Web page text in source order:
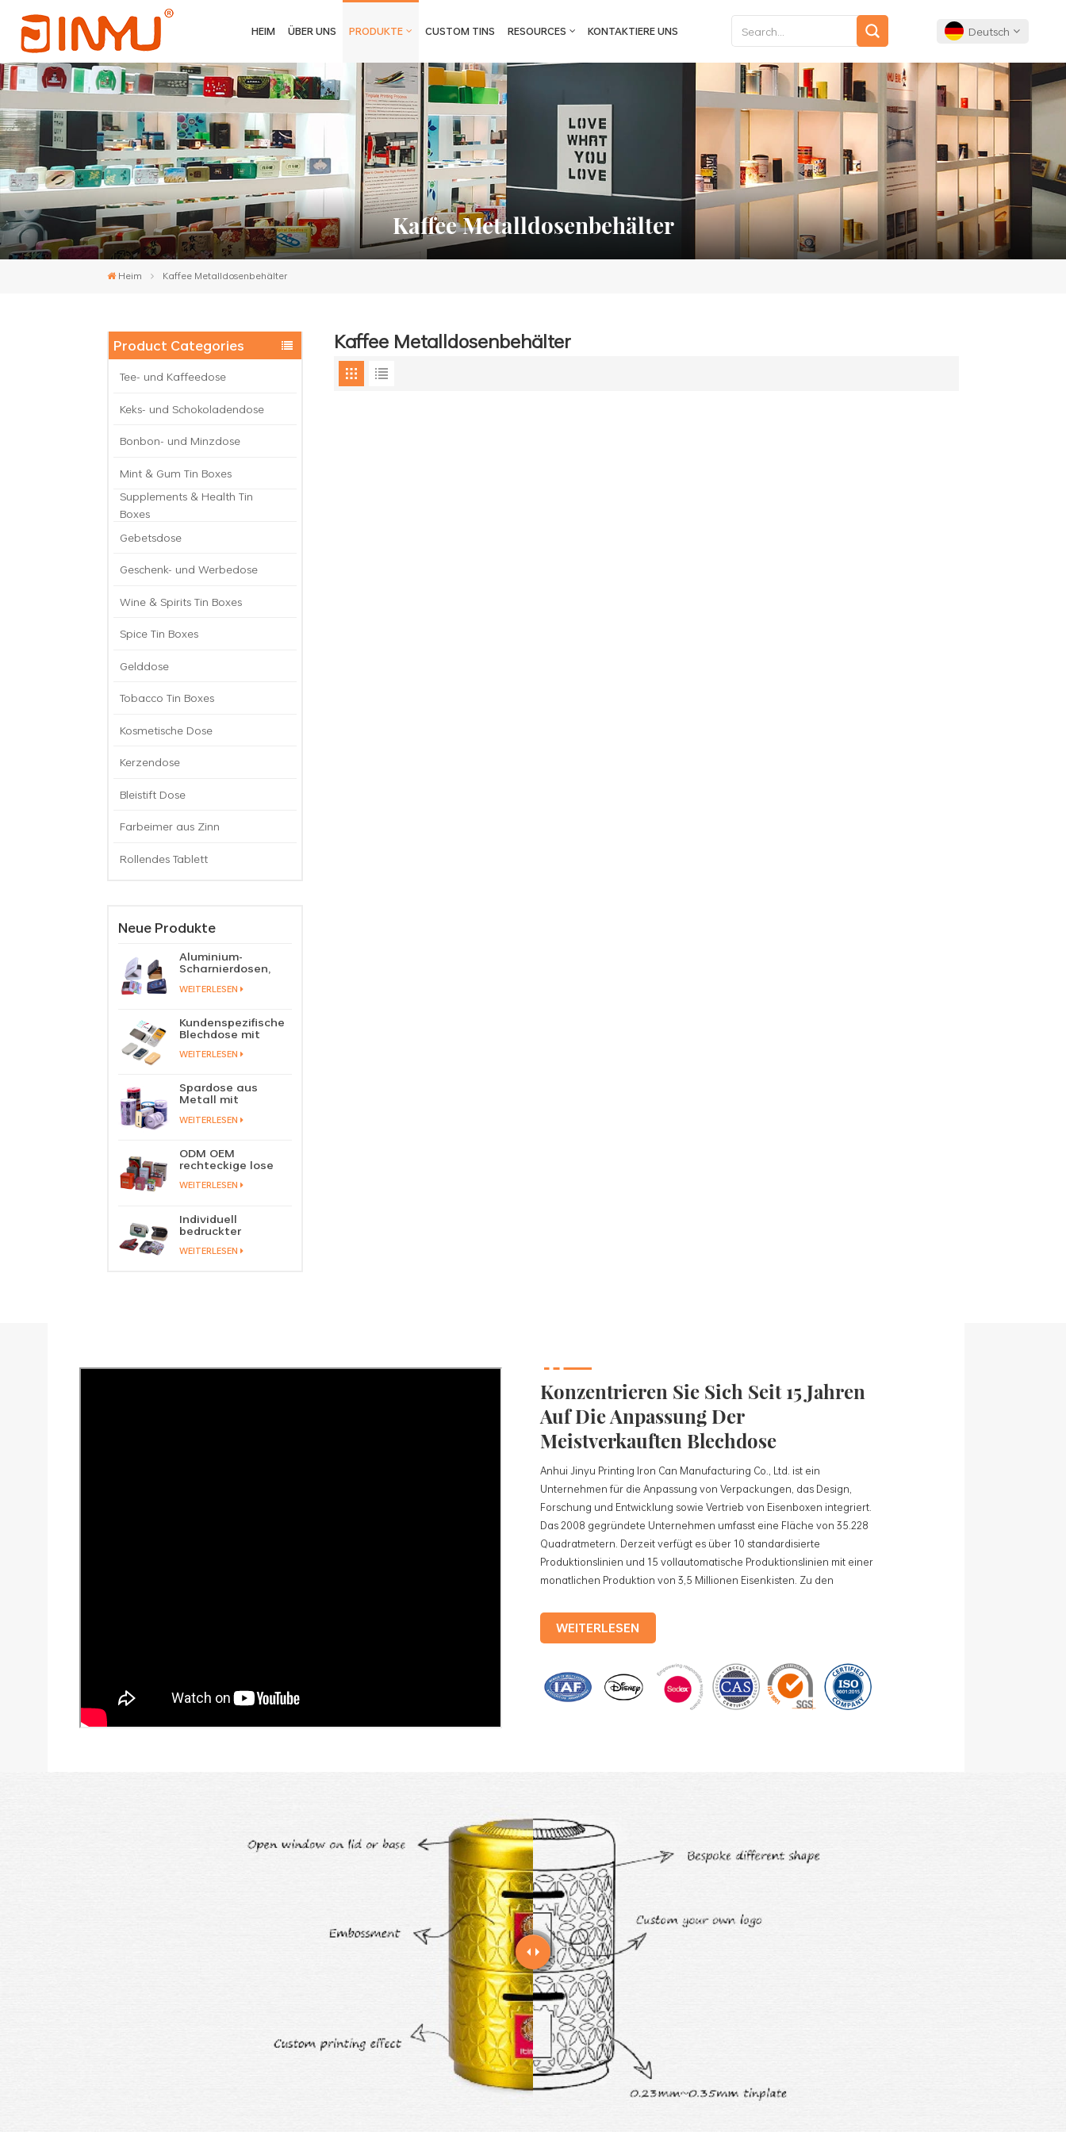
HEIM ÜBER UNS PRODUKTE CUSTOM TINS RESOURCES KONTAKTIERE UNS Deutsch
English
Français
Deutsch
Español
Português
Kaffee Metalldosenbehälter
Heim Kaffee Metalldosenbehälter
Product Categories
Tee- und Kaffeedose
Keks- und Schokoladendose
Bonbon- und Minzdose
Mint & Gum Tin Boxes
Supplements & Health Tin
Boxes
Gebetsdose
Geschenk- und Werbedose
Wine & Spirits Tin Boxes
Spice Tin Boxes
Gelddose
Tobacco Tin Boxes
Kosmetische Dose
Kerzendose
Bleistift Dose
Farbeimer aus Zinn
Rollendes Tablett
Neue Produkte
Aluminium-
Scharnierdosen,
Bonbons, Pillen,
Blechdose mit
Klappdeckel
WEITERLESEN
Kundenspezifische
Blechdose mit
Süßigkeiten, Minze,
Blechdose,
Lippenbalsam,
fester Parfüm-
Metall-
Schiebedeckel,
WEITERLESEN
Spardose aus
Metall mit
Blechdose,
Spardose aus
Blech
WEITERLESEN
ODM OEM
rechteckige lose
Verpackung, grüne
Fabrikgroßhandel
WEITERLESEN
Individuell
bedruckter
Spielkarten-
WEITERLESEN
Kaffee Metalldosenbehälter
Konzentrieren Sie Sich Seit 15 Jahren
Auf Die Anpassung Der
Meistverkauften Blechdose
Anhui Jinyu Printing Iron Can Manufacturing Co., Ltd. ist ein
Unternehmen für die Anpassung von Verpackungen, das Design,
Forschung und Entwicklung sowie Vertrieb von Eisenboxen integriert.
Das 2008 gegründete Unternehmen umfasst eine Fläche von 35.228
Quadratmetern. Derzeit verfügt es über 10 standardisierte
Produktionslinien und 15 vollautomatische Produktionslinien mit einer
monatlichen Produktion von 3,5 Millionen Eisenkisten. Zu den
Teedosen, Kosmetikdosen, Werbegeschenkdosen und
Weißblechschalen usw. Standardisierte Produktionslinien und 15
WEITERLESEN